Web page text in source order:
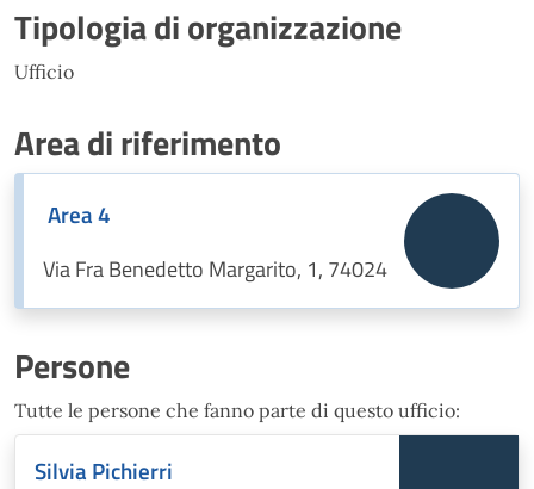
Tipologia di organizzazione
Ufficio
Area di riferimento
Area 4
Via Fra Benedetto Margarito, 1, 74024
Persone
Tutte le persone che fanno parte di questo ufficio:
Silvia Pichierri